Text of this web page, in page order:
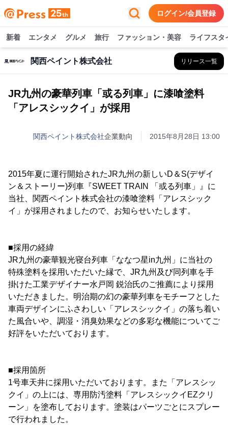
ログイン/会員登録
新着 エンタメ グルメ 旅行 ファッション・美容 ライフスタ
関西ペイント株式会社 リリース一覧
JR九州の豪華列車「或る列車」に漆喰塗料
「アレスシックイ」が採用
関西ペイント株式会社企業動向 2015年8月28日 13:00
2015年夏に運行開始されたJR九州の新しいD＆S(デザイ
ン＆ストーリー)列車『SWEET TRAIN 「或る列車」』に
当社、関西ペイント株式会社の漆喰塗料「アレスシック
イ」が採用されましたので、お知らせいたします。
■採用の経緯
JR九州の豪華観光寝台列車「ななつ星in九州」に当社の
特殊塗料を採用いただいた縁で、JR九州及び同列車を手
掛けた工業デザイナー水戸岡 鋭治氏のご推薦により採用
いただきました。明治期の幻の豪華列車をモチーフとした
車両デザインにふさわしい「アレスシックイ」の落ち着い
た風合いや、調湿・消臭効果などの多彩な機能についてご
好評をいただいております。
■採用箇所
1号車天井に採用いただいております。また「アレスシッ
クイ」の上には、専用防汚塗料「アレスシックイEZクリ
ーン」を塗布しております。塗装はパーツごとにスプレー
で行われました。